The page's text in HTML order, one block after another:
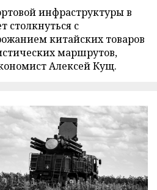
инфраструктуры в
столкнуться с
китайских товаров
маршрутов,
Алексей Кущ.